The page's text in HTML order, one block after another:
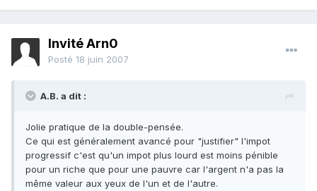
Invité Arn0
Posté 18 juin 2007
A.B. a dit :
Jolie pratique de la double-pensée.
Ce qui est généralement avancé pour "justifier" l'impot
progressif c'est qu'un impot plus lourd est moins pénible
pour un riche que pour une pauvre car l'argent n'a pas la
même valeur aux yeux de l'un et de l'autre.